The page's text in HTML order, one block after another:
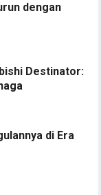
dengan
Destinator:
di Era